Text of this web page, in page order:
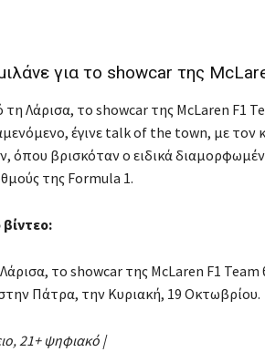
για το showcar της
τη Λάρισα, το showcar της McLaren F1
έγινε talk of the town, με τον
όπου βρισκόταν ο ειδικά
της Formula 1.
βίντεο:
το showcar της McLaren F1 Team
Πάτρα, την Κυριακή, 19 Οκτωβρίου.
, 21+ψηφιακό|